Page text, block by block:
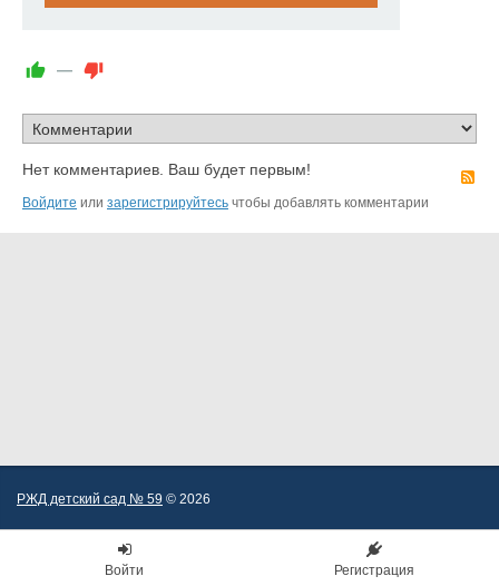
—
Нет комментариев. Ваш будет первым!
Войдите или зарегистрируйтесь чтобы добавлять комментарии
РЖД детский сад № 59 © 2026
Войти Регистрация